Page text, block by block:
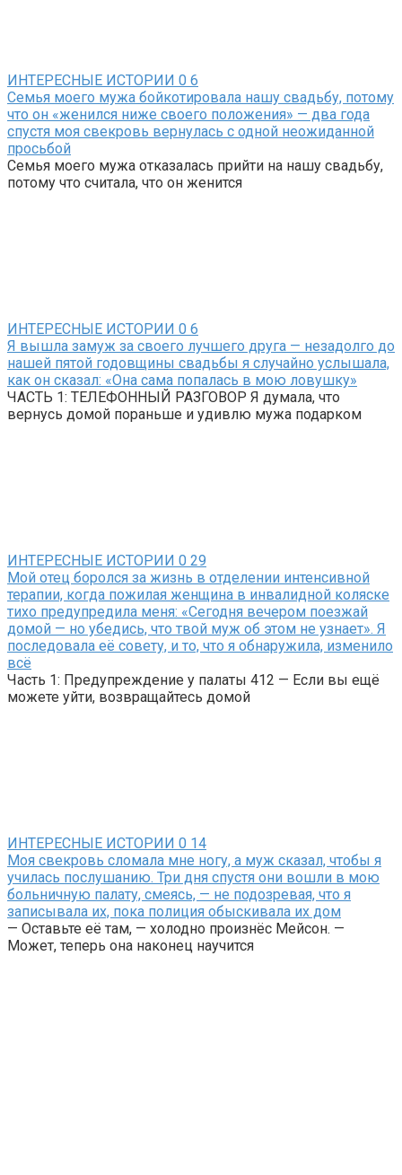
ИНТЕРЕСНЫЕ ИСТОРИИ 0 6
Семья моего мужа бойкотировала нашу свадьбу, потому
что он «женился ниже своего положения» — два года
спустя моя свекровь вернулась с одной неожиданной
просьбой
Семья моего мужа отказалась прийти на нашу свадьбу,
потому что считала, что он женится
ИНТЕРЕСНЫЕ ИСТОРИИ 0 6
Я вышла замуж за своего лучшего друга — незадолго до
нашей пятой годовщины свадьбы я случайно услышала,
как он сказал: «Она сама попалась в мою ловушку»
ЧАСТЬ 1: ТЕЛЕФОННЫЙ РАЗГОВОР Я думала, что
вернусь домой пораньше и удивлю мужа подарком
ИНТЕРЕСНЫЕ ИСТОРИИ 0 29
Мой отец боролся за жизнь в отделении интенсивной
терапии, когда пожилая женщина в инвалидной коляске
тихо предупредила меня: «Сегодня вечером поезжай
домой — но убедись, что твой муж об этом не узнает». Я
последовала её совету, и то, что я обнаружила, изменило
всё
Часть 1: Предупреждение у палаты 412 — Если вы ещё
можете уйти, возвращайтесь домой
ИНТЕРЕСНЫЕ ИСТОРИИ 0 14
Моя свекровь сломала мне ногу, а муж сказал, чтобы я
училась послушанию. Три дня спустя они вошли в мою
больничную палату, смеясь, — не подозревая, что я
записывала их, пока полиция обыскивала их дом
— Оставьте её там, — холодно произнёс Мейсон. —
Может, теперь она наконец научится